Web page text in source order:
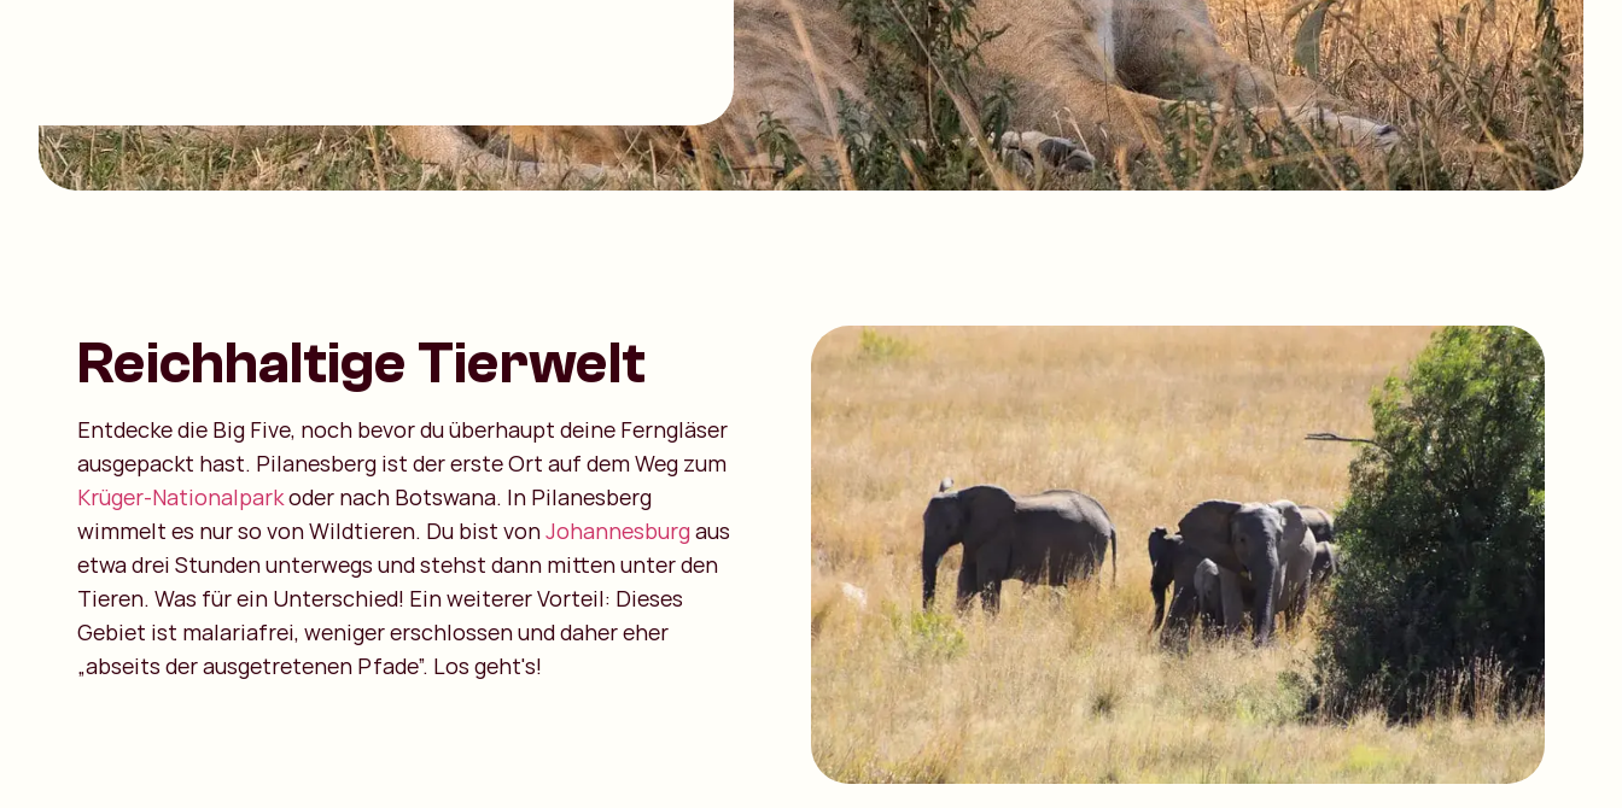
Reichhaltige Tierwelt
Entdecke die Big Five, noch bevor du überhaupt deine Ferngläser
ausgepackt hast. Pilanesberg ist der erste Ort auf dem Weg zum
Krüger-Nationalparkoder nach Botswana. In Pilanesberg
wimmelt es nur so von Wildtieren. Du bist vonJohannesburg aus
etwa drei Stunden unterwegs und stehst dann mitten unter den
Tieren. Was für ein Unterschied! Ein weiterer Vorteil: Dieses
Gebiet ist malariafrei, weniger erschlossen und daher eher
„abseits der ausgetretenen Pfade”. Los geht's!